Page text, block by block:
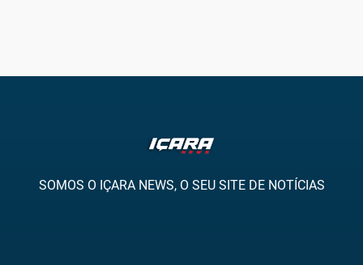
SOMOS O IÇARA NEWS, O SEU SITE DE NOTÍCIAS